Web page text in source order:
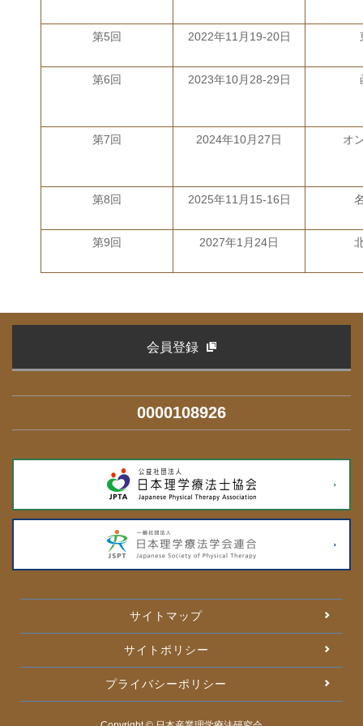
第5回 2022年11月19-20日
第6回 2023年10月28-29日
第7回 2024年10月27日 オ
第8回 2025年11月15-16日
第9回 2027年1月24日
会員登録
0000108926
サイトマップ
サイトポリシー
プライバシーポリシー